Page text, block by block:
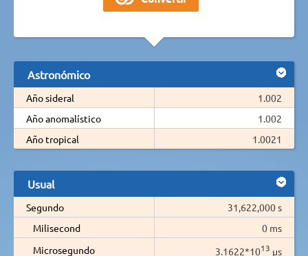
Astronómico
Año sideral
1.002
Año anomalístico
1.002
Año tropical
1.0021
Usual
Segundo
31,622,000 s
Milisecond
0 ms
Microsegundo
3.1622*1013 µs